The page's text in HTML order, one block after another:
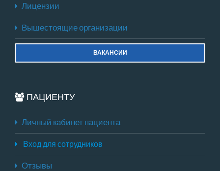
Лицензии
Вышестоящие организации
ВАКАНСИИ
ПАЦИЕНТУ
Личный кабинет пациента
Вход для сотрудников
Отзывы